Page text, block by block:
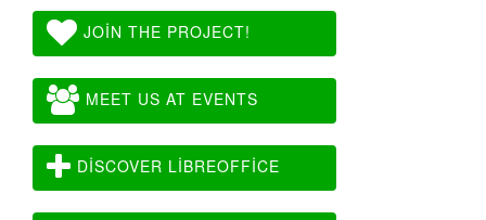
JOIN THE PROJECT!
MEET US AT EVENTS
DISCOVER LIBREOFFICE